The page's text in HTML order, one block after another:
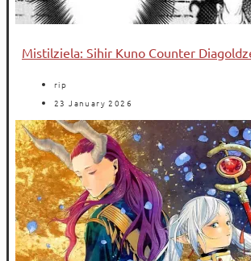
Mistilziela: Sihir Kuno Counter
rip
23 January 2026